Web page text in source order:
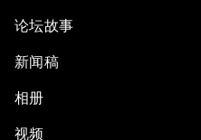
论坛故事
新闻稿
相册
视频